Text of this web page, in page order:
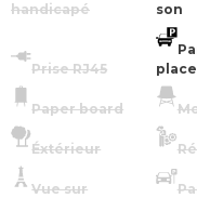
handicapé
son
Prise RJ45
place
Paper board
Éxtérieur
Vue sur